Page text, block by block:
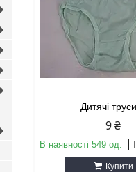
Дитячі
9 ₴
В наявності 549 од.
Купити